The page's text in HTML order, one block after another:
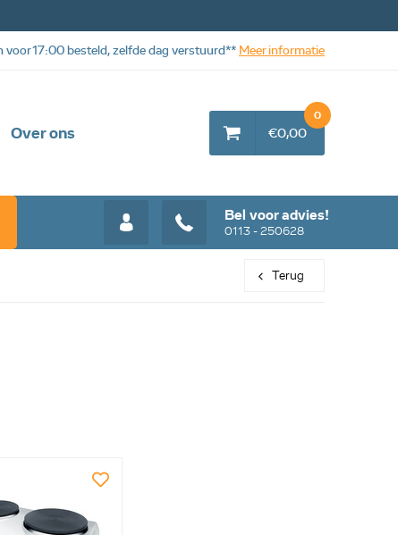
Over ons
Bel voor advies!
0113 - 250628
€0,00
0
voor 17:00 besteld, zelfde dag verstuurd** Meer informatie
Terug